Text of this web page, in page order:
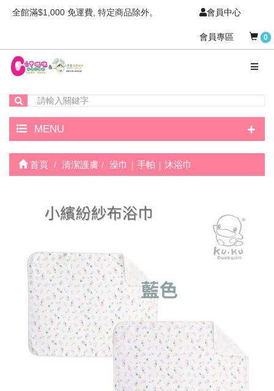
全館滿$1,000 免運費, 特定商品除外。 會員中心
會員專區 0
MENU +
首頁 清潔護膚 澡巾｜手帕｜沐浴巾